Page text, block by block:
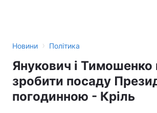
Новини › Політика
Янукович і
зробити посаду
погодинною - Кріль